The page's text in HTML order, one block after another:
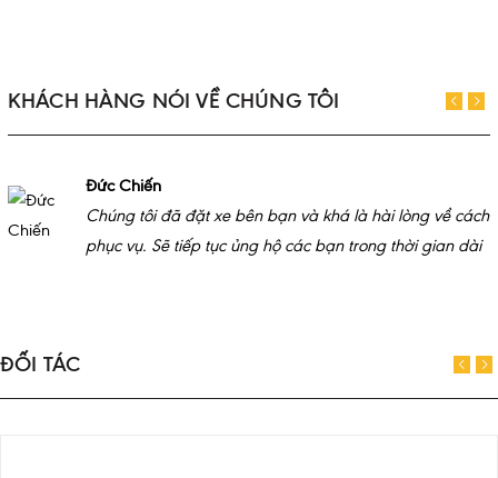
KHÁCH HÀNG NÓI VỀ CHÚNG TÔI
Đức Chiến
Chúng tôi đã đặt xe bên bạn và khá là hài lòng về cách
phục vụ. Sẽ tiếp tục ủng hộ các bạn trong thời gian dài
ĐỐI TÁC